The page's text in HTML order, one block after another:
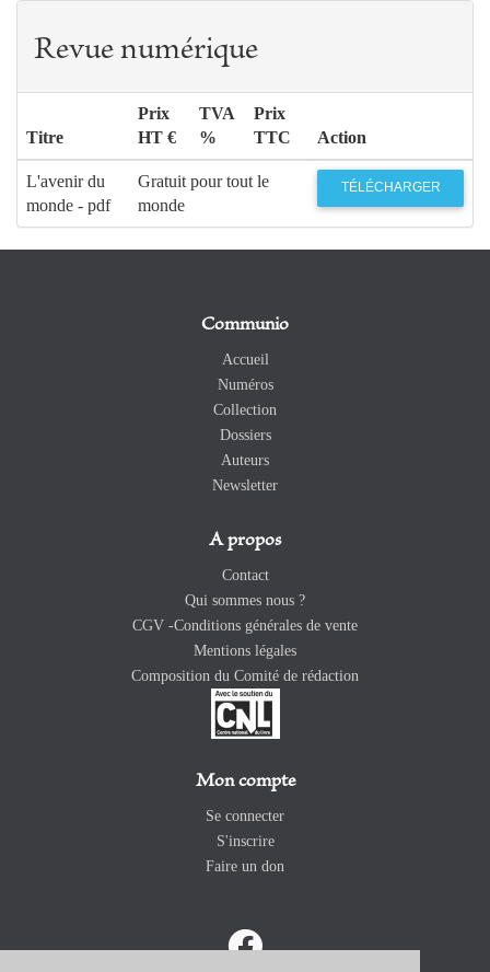
Revue numérique
Titre
Prix
HT €
TVA
%
Prix
TTC
Action
L'avenir du
monde - pdf
Gratuit pour tout le
monde
TÉLÉCHARGER
Communio
Accueil
Numéros
Collection
Dossiers
Auteurs
Newsletter
A propos
Contact
Qui sommes nous ?
CGV -Conditions générales de vente
Mentions légales
Composition du Comité de rédaction
Mon compte
Se connecter
S'inscrire
Faire un don